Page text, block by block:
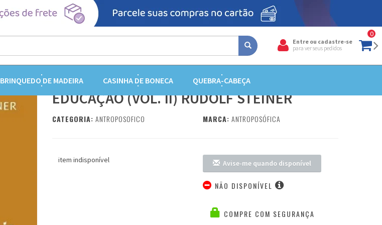
Entre ou cadastre-se
para ver seus pedidos
0
BRINQUEDO DE MADEIRA CASINHA DE BONECA QUEBRA-CABEÇA
METODOLOGIA E DIDÁTICA - A ARTE DA
EDUCAÇÃO (VOL. II) RUDOLF STEINER
CATEGORIA: ANTROPOSOFICO MARCA: ANTROPOSÓFICA
item indisponível Avise-me quando disponível
NÃO DISPONÍVEL
COMPRE COM SEGURANÇA